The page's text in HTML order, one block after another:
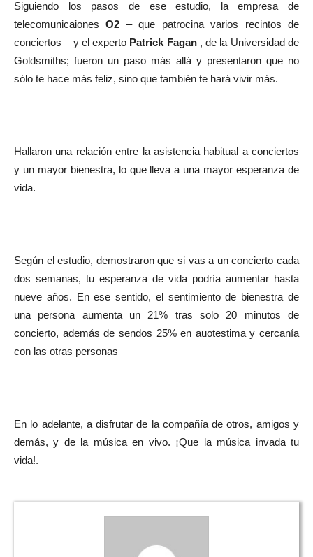
Siguiendo los pasos de ese estudio, la empresa de
telecomunicaionesO2 – que patrocina varios recintos de
conciertos – y el experto Patrick Fagan, de la Universidad de
Goldsmiths; fueron un paso más allá y presentaron que no
sólo te hace más feliz, sino que también te hará vivir más.
Hallaron una relación entre la asistencia habitual a conciertos
y un mayor bienestra, lo que lleva a una mayor esperanza de
vida.
Según el estudio, demostraron que si vas a un concierto cada
dos semanas, tu esperanza de vida podría aumentar hasta
nueve años. En ese sentido, el sentimiento de bienestra de
una persona aumenta un 21% tras solo 20 minutos de
concierto, además de sendos 25% en auotestima y cercanía
con las otras personas
En lo adelante, a disfrutar de la compañía de otros, amigos y
demás, y de la música en vivo. ¡Que la música invada tu
vida!.